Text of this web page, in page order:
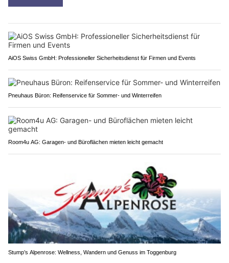
AiOS Swiss GmbH: Professioneller Sicherheitsdienst für Firmen und Events
Pneuhaus Büron: Reifenservice für Sommer- und Winterreifen
Room4u AG: Garagen- und Büroflächen mieten leicht gemacht
Stump’s Alpenrose: Wellness, Wandern und Genuss im Toggenburg